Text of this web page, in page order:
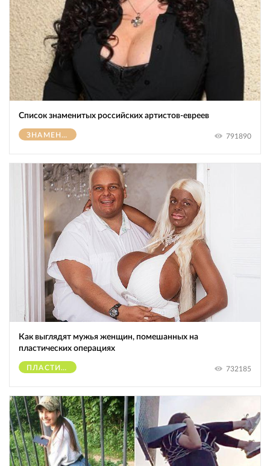
Список знаменитых российских артистов-евреев
ЗНАМЕНИТОСТИ 791890
Как выглядят мужья женщин, помешанных на
пластических операциях
ПЛАСТИЧЕСКИЕ ОПЕРАЦИИ 732185